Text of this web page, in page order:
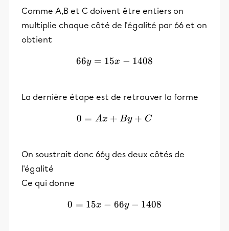
Comme A,B et C doivent être entiers on
multiplie chaque côté de l'égalité par 66 et on
obtient
66y=15x-1408
66y = 15x − 1408
La dernière étape est de retrouver la forme
0=Ax+By+C
0 = Ax + By + C
On soustrait donc 66y des deux côtés de
l'égalité
Ce qui donne
0=15x-66y-1408
0 = 15x − 66y − 1408